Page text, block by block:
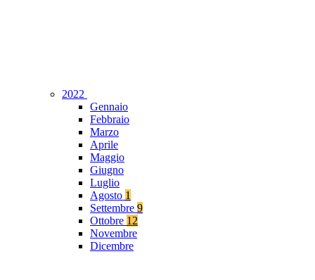
2022
Gennaio
Febbraio
Marzo
Aprile
Maggio
Giugno
Luglio
Agosto 1
Settembre 9
Ottobre 12
Novembre
Dicembre